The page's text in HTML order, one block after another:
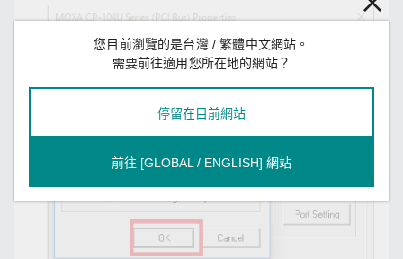
您目前瀏覽的是台灣 / 繁體中文網站。
需要前往適用您所在地的網站？
停留在目前網站
前往 [GLOBAL / ENGLISH] 網站